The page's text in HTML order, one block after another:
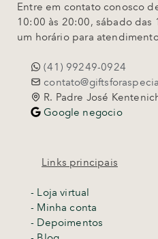
Entre em contato conosco
10:00 às 20:00, sábado
um horário para
(41) 99249-0924
R. Padre José
Google negocio
Links principais
- Loja virtual
- Minha conta
- Depoimentos